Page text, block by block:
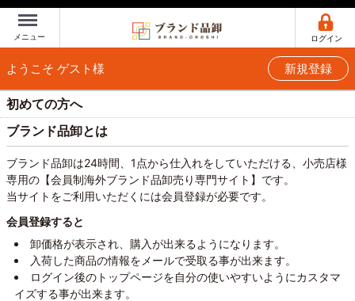
Menu
メニュー ログイン
ようこそ ゲスト様 新規登録
初めての方へ
ブランド品卸とは
ブランド品卸は24時間、1点から仕入れをしていただける、小売店様
専用の【会員制海外ブランド品卸売り専門サイト】です。
当サイトをご利用いただくには会員登録が必要です。
会員登録すると
卸価格が表示され、購入が出来るようになります。
入荷した商品の情報をメールで受取る事が出来ます。
ログイン後のトップページを自分の使いやすいようにカスタマ
イズする事が出来ます。